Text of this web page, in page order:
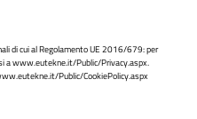
di cui al Regolamento UE 2016/679: per
awww.eutekne.it/Public/Privacy.aspx.
Public/CookiePolicy.aspx